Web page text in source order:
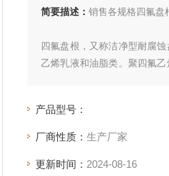
简要描述： 销售各规格四氟盘
四氟盘根，又称洁净型耐腐
乙烯乳液和油脂类。聚四氟
产品型号：
厂商性质： 生产厂家
更新时间： 2024-08-16